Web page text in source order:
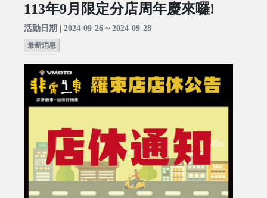
113年9月限定分店周年慶來囉!
活動日期 | 2024-09-26 ~ 2024-09-28
最新消息